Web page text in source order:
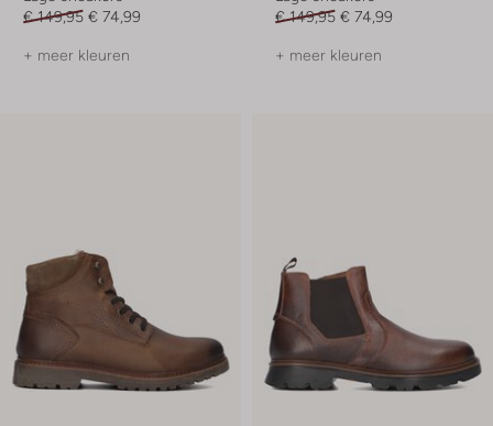
€ 149,95 € 74,99
+ meer kleuren
€ 149,95 € 74,99
+ meer kleuren